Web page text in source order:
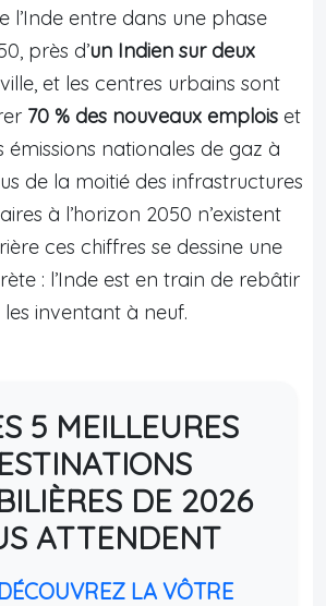
l’Inde entre dans une phase
près d’un Indien sur deux
et les centres urbains sont
70 % des nouveaux emplois et
émissions nationales de gaz à
de la moitié des infrastructures
à l’horizon 2050 n’existent
ces chiffres se dessine une
: l’Inde est en train de rebâtir
inventant à neuf.
5 MEILLEURES
DE 2026
ATTENDENT
LA VÔTRE